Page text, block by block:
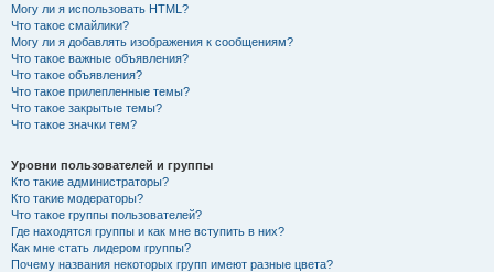
Могу ли я использовать HTML?
Что такое смайлики?
Могу ли я добавлять изображения к сообщениям?
Что такое важные объявления?
Что такое объявления?
Что такое прилепленные темы?
Что такое закрытые темы?
Что такое значки тем?
Уровни пользователей и группы
Кто такие администраторы?
Кто такие модераторы?
Что такое группы пользователей?
Где находятся группы и как мне вступить в них?
Как мне стать лидером группы?
Почему названия некоторых групп имеют разные цвета?